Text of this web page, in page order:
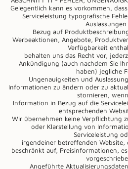
Gelegentlich kann es vorkommen,
Serviceleistung typografische
Auslassungen
Bezug auf
Werbeaktionen, Angebote,
Verfügbarkeit
behalten uns das Recht vor,
Ankündigung (auch nachdem Sie
haben) jegliche
Ungenauigkeiten und
Informationen zu ändern oder zu
stornieren,
Information in Bezug auf die
entsprechenden
Wir übernehmen keine Verpflichtung
oder Klarstellung von
Serviceleistung
irgendeiner betreffenden Website,
beschränkt auf, Preisinformationen,
Angeführte